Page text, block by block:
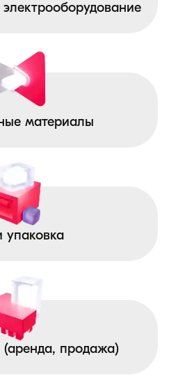
материалы
упаковка
продажа)